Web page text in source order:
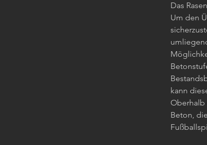
Das
Um den
kann
Oberhalb
Beton,